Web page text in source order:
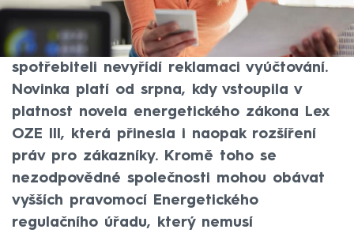
plynu budou platit méně na penále svým
zákazníkům. A to v případě, kdy
spotřebiteli nevyřídí reklamaci vyúčtování.
Novinka platí od srpna, kdy vstoupila v
platnost novela energetického zákona Lex
OZE III, která přinesla i naopak rozšíření
práv pro zákazníky. Kromě toho se
nezodpovědné společnosti mohou obávat
vyšších pravomocí Energetického
regulačního úřadu, který nemusí